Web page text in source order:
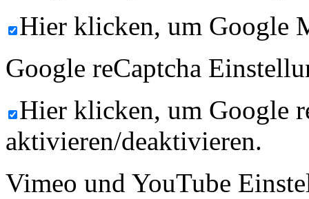
Hier klicken, um Google
Google reCaptcha
Hier klicken, um Google
aktivieren/deaktivieren.
Vimeo und YouTube